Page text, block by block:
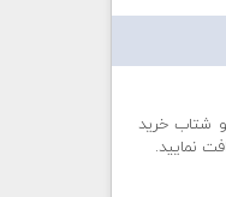
شتاب خرید
نمایید.